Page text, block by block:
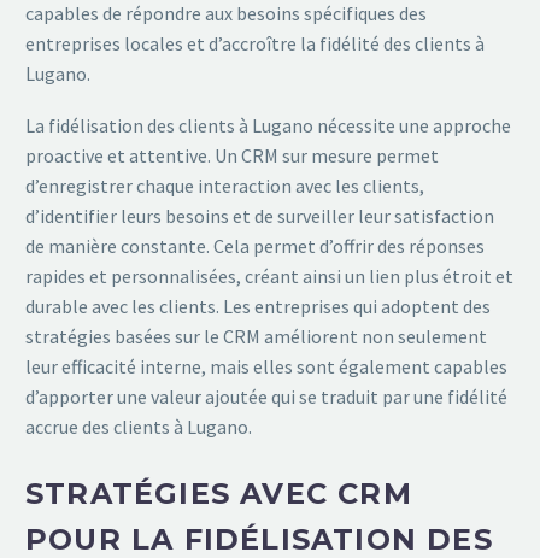
capables de répondre aux besoins spécifiques des
entreprises locales et d’accroître la fidélité des clients à
Lugano.
La fidélisation des clients à Lugano nécessite une approche
proactive et attentive. Un CRM sur mesure permet
d’enregistrer chaque interaction avec les clients,
d’identifier leurs besoins et de surveiller leur satisfaction
de manière constante. Cela permet d’offrir des réponses
rapides et personnalisées, créant ainsi un lien plus étroit et
durable avec les clients. Les entreprises qui adoptent des
stratégies basées sur le CRM améliorent non seulement
leur efficacité interne, mais elles sont également capables
d’apporter une valeur ajoutée qui se traduit par une fidélité
accrue des clients à Lugano.
STRATÉGIES AVEC CRM
POUR LA FIDÉLISATION DES